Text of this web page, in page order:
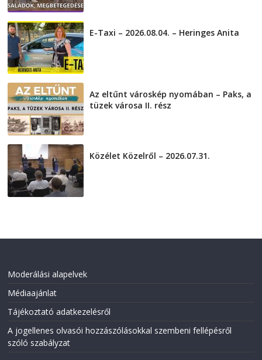
E-Taxi – 2026.08.04. – Heringes Anita
Az eltűnt városkép nyomában – Paks, a
tüzek városa II. rész
Közélet Közelről – 2026.07.31.
Moderálási alapelvek
Médiaajánlat
Tájékoztató adatkezelésről
A jogellenes olvasói hozzászólásokkal szembeni fellépésről
szóló szabályzat